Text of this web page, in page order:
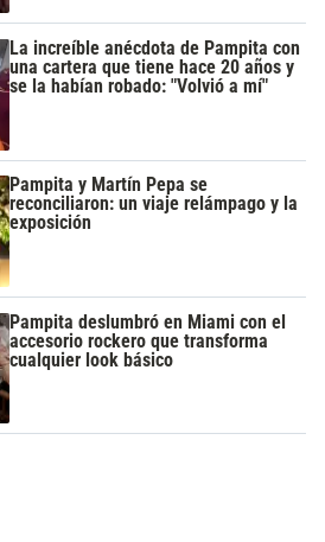
La increíble anécdota de Pampita con
una cartera que tiene hace 20 años y
se la habían robado: "Volvió a mí"
Pampita y Martín Pepa se
reconciliaron: un viaje relámpago y la
exposición
Pampita deslumbró en Miami con el
accesorio rockero que transforma
cualquier look básico